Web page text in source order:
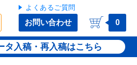
よくあるご質問
お問い合わせ 0
タ入稿・再入稿